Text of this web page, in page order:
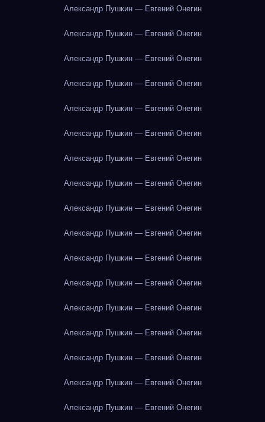
Александр Пушкин — Евгений Онегин
Александр Пушкин — Евгений Онегин
Александр Пушкин — Евгений Онегин
Александр Пушкин — Евгений Онегин
Александр Пушкин — Евгений Онегин
Александр Пушкин — Евгений Онегин
Александр Пушкин — Евгений Онегин
Александр Пушкин — Евгений Онегин
Александр Пушкин — Евгений Онегин
Александр Пушкин — Евгений Онегин
Александр Пушкин — Евгений Онегин
Александр Пушкин — Евгений Онегин
Александр Пушкин — Евгений Онегин
Александр Пушкин — Евгений Онегин
Александр Пушкин — Евгений Онегин
Александр Пушкин — Евгений Онегин
Александр Пушкин — Евгений Онегин